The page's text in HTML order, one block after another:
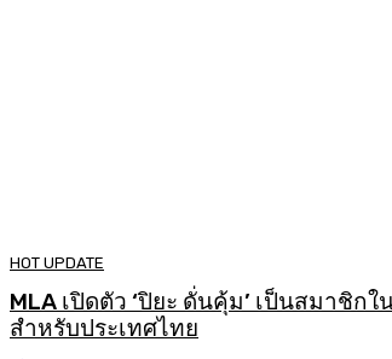
HOT UPDATE
MLA เปิดตัว ‘ปิยะ ดั่นคุ้ม’ เป็นสมาชิก
สำหรับประเทศไทย